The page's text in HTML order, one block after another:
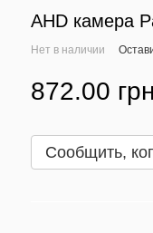
AHD камера
Нет в наличии
872.00 грн
Сообщить,